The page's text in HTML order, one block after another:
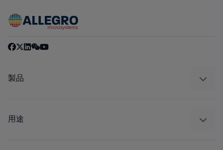
製品
レギュレート
用途